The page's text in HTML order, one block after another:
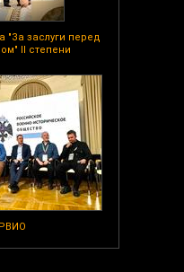
"За заслуги перед
II степени
РВИО